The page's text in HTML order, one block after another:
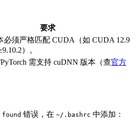
​​要求​​
必须严格匹配 CUDA（如 CUDA 12.9
）。
PyTorch 需支持 cuDNN 版本（查官方
错误，在 ~/.bashrc 中添加：